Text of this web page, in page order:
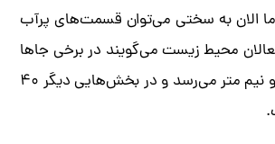
الان به سختی می‌توان قسمت‌های پرآب
محیط زیست می‌گویند در برخی جاها
عمق تالاب به یک و نیم متر می‌رسد و در بخش‌هایی دیگر ۴۰